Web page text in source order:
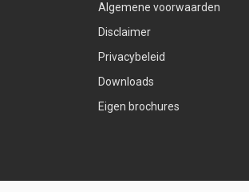
Algemene voorwaarden
Disclaimer
Privacybeleid
Downloads
Eigen brochures